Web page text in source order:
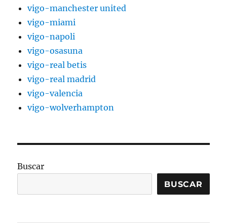
vigo-manchester united
vigo-miami
vigo-napoli
vigo-osasuna
vigo-real betis
vigo-real madrid
vigo-valencia
vigo-wolverhampton
Buscar
BUSCAR